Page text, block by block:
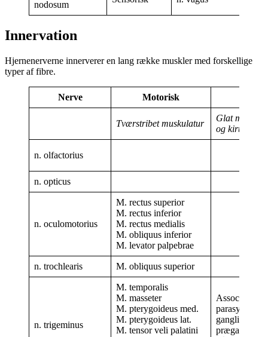
nodosum
Innervation
Hjernenerverne innerverer en lang række muskler med forskellige
typer af fibre.
Nerve Motorisk
Tværstribet muskulatur
Glat
og kirtler
n. olfactorius
n. opticus
n. oculomotorius
M. rectus superior
M. rectus inferior
M. rectus medialis
M. obliquus inferior
M. levator palpebrae
n. trochlearis M. obliquus superior
n. trigeminus
M. temporalis
M. masseter
M. pterygoideus med.
M. pterygoideus lat.
M. tensor veli palatini
Associeret
ganglier og